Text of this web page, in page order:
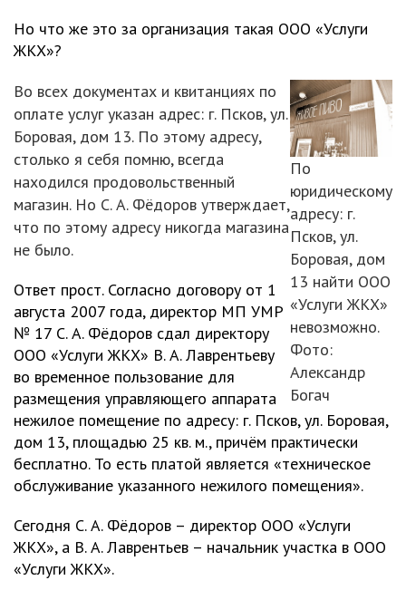
Но что же это за организация такая ООО «Услуги
ЖКХ»?
По
юридическому
адресу: г.
Псков, ул.
Боровая, дом
13 найти ООО
«Услуги ЖКХ»
невозможно.
Фото:
Александр
Богач
Во всех документах и квитанциях по
оплате услуг указан адрес: г. Псков, ул.
Боровая, дом 13. По этому адресу,
столько я себя помню, всегда
находился продовольственный
магазин. Но С. А. Фёдоров утверждает,
что по этому адресу никогда магазина
не было.
Ответ прост. Согласно договору от 1
августа 2007 года, директор МП УМР
№ 17 С. А. Фёдоров сдал директору
ООО «Услуги ЖКХ» В. А. Лаврентьеву
во временное пользование для
размещения управляющего аппарата
нежилое помещение по адресу: г. Псков, ул. Боровая,
дом 13, площадью 25 кв. м., причём практически
бесплатно. То есть платой является «техническое
обслуживание указанного нежилого помещения».
Сегодня С. А. Фёдоров – директор ООО «Услуги
ЖКХ», а В. А. Лаврентьев – начальник участка в ООО
«Услуги ЖКХ».